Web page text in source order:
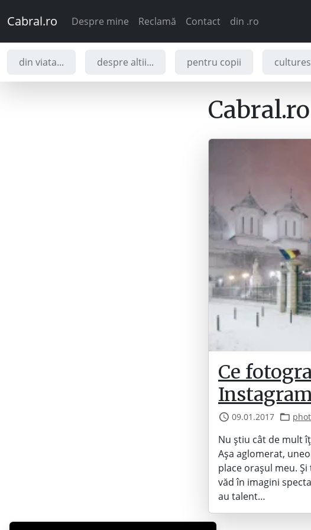
Cabral.ro Despre mine Reclamă Contact din .ro
din viata... despre altii... pentru copii
Cabral.ro
Ce
09.01.2017
Nu știu cât de mult
Așa aglomerat,
place orașul meu.
văd în imagini
au talent…